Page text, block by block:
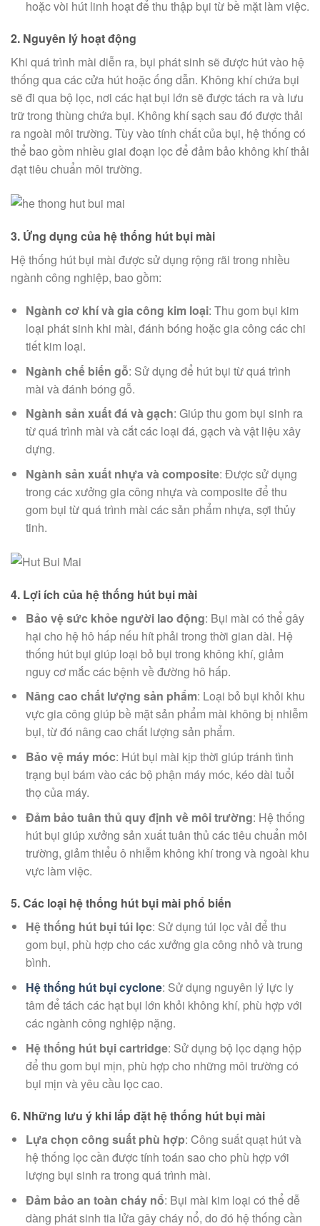
hoặc vòi hút linh hoạt để thu thập bụi từ bề mặt làm việc.
2. Nguyên lý hoạt động
Khi quá trình mài diễn ra, bụi phát sinh sẽ được hút vào hệ
thống qua các cửa hút hoặc ống dẫn. Không khí chứa bụi
sẽ đi qua bộ lọc, nơi các hạt bụi lớn sẽ được tách ra và lưu
trữ trong thùng chứa bụi. Không khí sạch sau đó được thải
ra ngoài môi trường. Tùy vào tính chất của bụi, hệ thống có
thể bao gồm nhiều giai đoạn lọc để đảm bảo không khí thải
đạt tiêu chuẩn môi trường.
3. Ứng dụng của hệ thống hút bụi mài
Hệ thống hút bụi mài được sử dụng rộng rãi trong nhiều
ngành công nghiệp, bao gồm:
Ngành cơ khí và gia công kim loại: Thu gom bụi kim
loại phát sinh khi mài, đánh bóng hoặc gia công các chi
tiết kim loại.
Ngành chế biến gỗ: Sử dụng để hút bụi từ quá trình
mài và đánh bóng gỗ.
Ngành sản xuất đá và gạch: Giúp thu gom bụi sinh ra
từ quá trình mài và cắt các loại đá, gạch và vật liệu xây
dựng.
Ngành sản xuất nhựa và composite: Được sử dụng
trong các xưởng gia công nhựa và composite để thu
gom bụi từ quá trình mài các sản phẩm nhựa, sợi thủy
tinh.
4. Lợi ích của hệ thống hút bụi mài
Bảo vệ sức khỏe người lao động: Bụi mài có thể gây
hại cho hệ hô hấp nếu hít phải trong thời gian dài. Hệ
thống hút bụi giúp loại bỏ bụi trong không khí, giảm
nguy cơ mắc các bệnh về đường hô hấp.
Nâng cao chất lượng sản phẩm: Loại bỏ bụi khỏi khu
vực gia công giúp bề mặt sản phẩm mài không bị nhiễm
bụi, từ đó nâng cao chất lượng sản phẩm.
Bảo vệ máy móc: Hút bụi mài kịp thời giúp tránh tình
trạng bụi bám vào các bộ phận máy móc, kéo dài tuổi
thọ của máy.
Đảm bảo tuân thủ quy định về môi trường: Hệ thống
hút bụi giúp xưởng sản xuất tuân thủ các tiêu chuẩn môi
trường, giảm thiểu ô nhiễm không khí trong và ngoài khu
vực làm việc.
5.Các loại hệ thống hút bụi mài phổ biến
Hệ thống hút bụi túi lọc: Sử dụng túi lọc vải để thu
gom bụi, phù hợp cho các xưởng gia công nhỏ và trung
bình.
Hệ thống hút bụi cyclone: Sử dụng nguyên lý lực ly
tâm để tách các hạt bụi lớn khỏi không khí, phù hợp với
các ngành công nghiệp nặng.
Hệ thống hút bụi cartridge: Sử dụng bộ lọc dạng hộp
để thu gom bụi mịn, phù hợp cho những môi trường có
bụi mịn và yêu cầu lọc cao.
6. Những lưu ý khi lắp đặt hệ thống hút bụi mài
Lựa chọn công suất phù hợp: Công suất quạt hút và
hệ thống lọc cần được tính toán sao cho phù hợp với
lượng bụi sinh ra trong quá trình mài.
Đảm bảo an toàn cháy nổ: Bụi mài kim loại có thể dễ
dàng phát sinh tia lửa gây cháy nổ, do đó hệ thống cần